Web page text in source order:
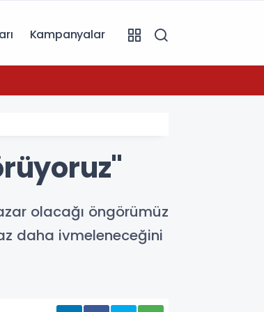
Kampanyalar
olacağı öngörümüz
daha ivmeleneceğini